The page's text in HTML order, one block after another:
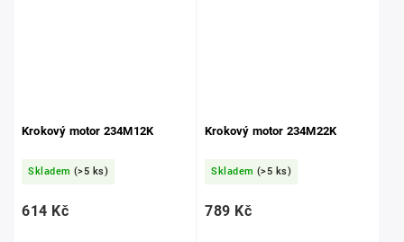
Krokový motor 234M12K
Skladem (>5 ks)
614 Kč
Krokový motor 234M22K
Skladem (>5 ks)
789 Kč